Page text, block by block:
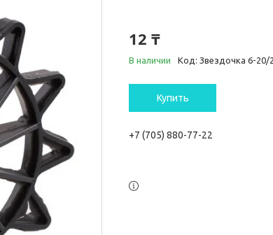
12 ₸
В наличии Код: Звездочка 6-20/
Купить
+7 (705) 880-77-22